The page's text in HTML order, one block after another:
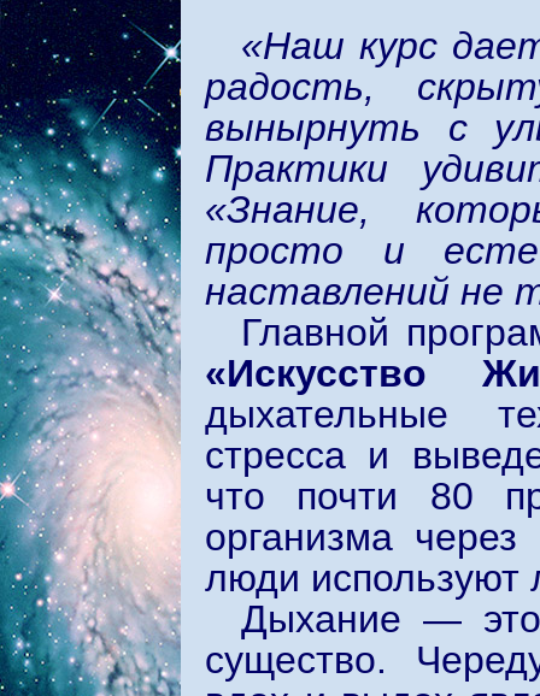
«Наш курс
радость,
вынырнуть с
Практики
«Знание,
просто и
наставлений не
Главной
«Искусство
дыхательные
стресса и
что почти 80
организма
люди используют
Дыхание —
существо.